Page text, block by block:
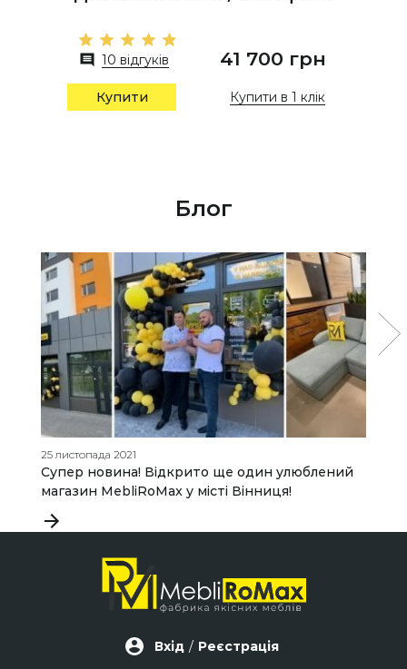
10 відгуків 41 700 грн
Купити Купити в 1 клік
Блог
25 листопада 2021
Супер новина! Відкрито ще один улюблений
магазин MebliRoMax у місті Вінниця!
Вхід / Реєстрація